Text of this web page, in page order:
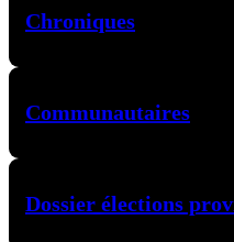
Chroniques
Communautaires
Dossier élections